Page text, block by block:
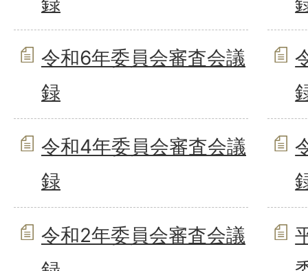
令和6年委員会審査会議
録
令和4年委員会審査会議
録
令和2年委員会審査会議